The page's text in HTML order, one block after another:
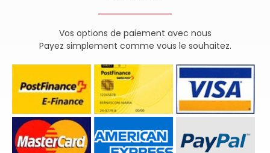
Vos options de paiement avec nous
Payez simplement comme vous le souhaitez.